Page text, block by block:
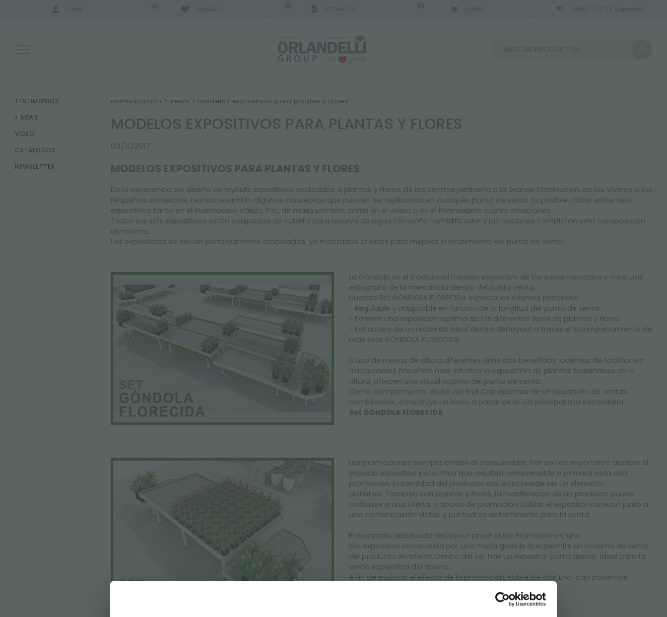
0 0 0
RESULTADOS DE LA BÚSQUEDA:
MÁS RESULTADOS PARA USTED:
TESTIMONIOS
NEWS
VIDEO
CATÁLOGOS
NEWSLETTER
comunicación > news > modelos expositivos para plantas y flores
MODELOS EXPOSITIVOS PARA PLANTAS Y FLORES
04/11/2017
MODELOS EXPOSITIVOS PARA PLANTAS Y FLORES
De la experiencia del diseño de layouts expositivos dedicados a plantas y flores, de los centros jardinería a la Grande Distribución, de los Viveros a los
Pequeños comercios, hemos resumido algunos conceptos que pueden ser replicados en cualquier punto de venta. Es posible utilizar estos sets
expositivos tanto en el invernadero cálido, frío, de malla sombra, come en el vivero o en el invernadero cuatro estaciones.
Todos los sets expositivos están equipados de cubeta para reserva de agua con paño humidificador y las opciones completan esta composición
al máximo.
Los expositores se envían perfectamente embalados, ya montados et listos para mejorar el rendimiento del punto de venta.
La Góndola es el tradicional modelo expositivo de los supermercados y crea una
estructura de la mercancía dentro del punto venta.
Nuestro Set GÓNDOLA FLORECIDA expresa los mismos principios:
- Regulable y adaptable en función de la longitud del punto de venta
- Permite una exposición optima de los diferentes tipos de plantas y flores
- Estructura de un recorrido ideal dentro del layout a través el acompañamiento de
más sets GÓNDOLA FLORECIDA.
El uso de mesas de altura diferentes tiene dos beneficios: ademas de facilitar los
trabajadores haciendo más intuitiva la exposición de plantas basándose en la
altura, ofrecen una visual optima del punto de venta.
Como complemento, el uso del End Cap ademas de un desarrollo de ventas
combinadas, constituye un invito a pasar de la vía principal a la secundaria.
Set GÓNDOLA FLORECIDA
Las promociones siempre atraen al consumador. Por eso es importante dedicar el
espacio expositivo justo. Para que resulten comprensible a primera vista una
promoción, la cantidad del producto expuesto puede ser un elemento
distintivo. También con plantas y flores, la masificacion de un producto puede
atribuirse a una oferta o acción de promoción. Utilizar el expositor correcto junto a
una comunicación visible y puntual es determinante para la venta.
El desarrollo adecuado del layout prevé el Set Promociones, una
isla expositiva compuesta por una mesa grande que permite un máximo de venta
del producto en oferta. Dentro del set hay un expositor porta abono, ideal para la
venta especifica del abono.
A fin de explotar el efecto de la promoción, sobre los dos End-cap podemos